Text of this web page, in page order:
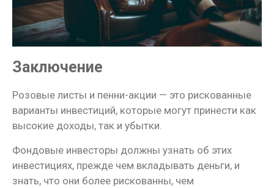
Заключение
Розовые листы и пенни-акции — это рискованные
варианты инвестиций, которые могут принести как
высокие доходы, так и убытки.
Фондовые инвесторы должны узнать об этих
инвестициях, прежде чем вкладывать деньги, и
знать, что они более рискованны, чем